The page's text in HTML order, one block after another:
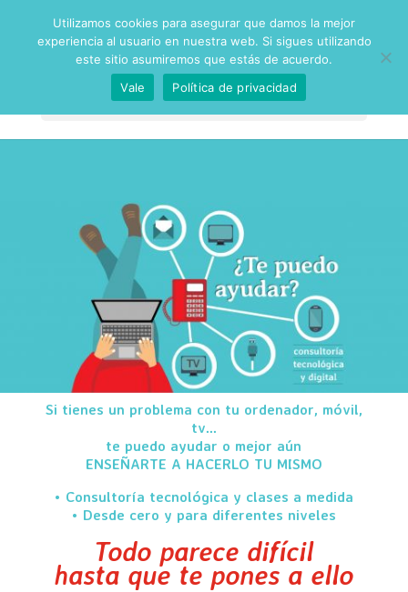
Seleccionar página
Si tienes un problema con tu ordenador, móvil,
tv...
te puedo ayudar o mejor aún
ENSEÑARTE A HACERLO TU MISMO
• Consultoría tecnológica y clases a medida
• Desde cero y para diferentes niveles
Todo parece difícil
hasta que te pones a ello
Utilizamos cookies para asegurar que damos la mejor
experiencia al usuario en nuestra web. Si sigues utilizando
este sitio asumiremos que estás de acuerdo.
Vale
Política de privacidad